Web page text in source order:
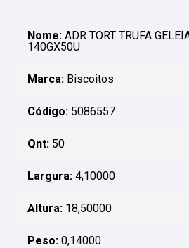
Nome: ADR TORT TRUFA
140GX50U
Marca: Biscoitos
Código: 5086557
Qnt: 50
Largura: 4,10000
Altura: 18,50000
Peso: 0,14000